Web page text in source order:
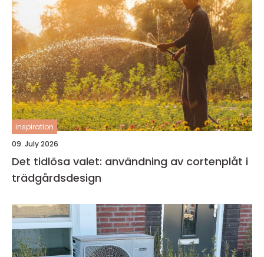
inspiration
09. July 2026
Det tidlösa valet: användning av cortenplåt i
trädgårdsdesign